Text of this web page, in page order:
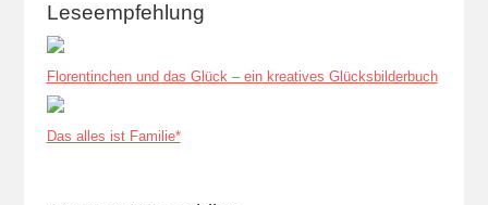
Leseempfehlung
Florentinchen und das Glück – ein kreatives Glücksbilderbuch
Das alles ist Familie*